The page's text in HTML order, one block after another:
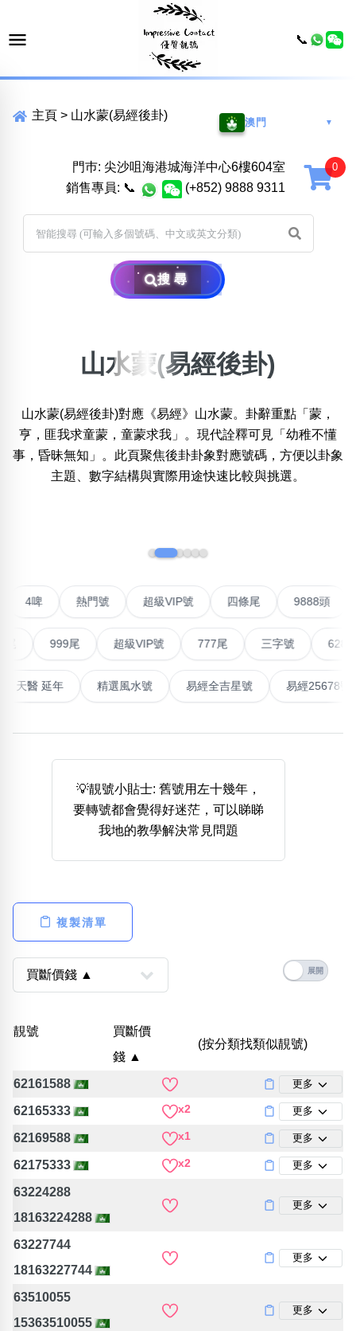
主頁 > 山水蒙(易經後卦)
澳門 ▼
門巿: 尖沙咀海港城海洋中心6樓604室
銷售專員: 📞 (+852) 9888 9311
搜尋
位置:
一 二 三 五 六 八
無0 無2無3無4無5 無7無8無9
清除全部分類
搜尋
888尾
999尾 777尾 9字頭 6字頭
無4字
全大數字
5萬以上 生天延 全吉星(全號)
清除全部分類
幸運號分類
包含數字
生日分類
五行
清除全部分類
搜尋
山水蒙(易經後卦)
山水蒙(易經後卦)對應《易經》山水蒙。卦辭重點「蒙，
亨，匪我求童蒙，童蒙求我」。現代詮釋可見「幼稚不懂
事，昏昧無知」。此頁聚焦後卦卦象對應號碼，方便以卦象
主題、數字結構與實際用途快速比較與挑選。
聯號 4啤 熱門號 超級VIP號 四條尾 9888
超級VIP號 777尾 三字號 6288頭
高能量生氣 天醫 延年 精選風水號 易經全吉星號 易
💡靚號小貼士: 舊號用左十幾年，
要轉號都會覺得好迷茫，可以睇睇
我地的教學解決常見問題
複製清單
靚號
買斷價
錢 ▲
(按分類找類似靚號)
62161588 更多
62165333 x2 更多
62169588 x1 更多
62175333 x2 更多
63224288
18163224288
更多
63227744
18163227744
更多
63510055
15363510055
更多
📞